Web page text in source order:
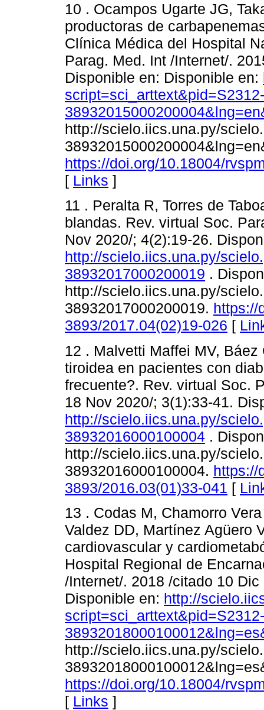
10 . Ocampos Ugarte JG,
productoras de
Clínica Médica del Hospital
Parag. Med. Int /Internet/.
Disponible en: Disponible en:
script=sci_arttext&pid=S2312-
http://scielo.iics.una.py/
https://doi.org/10.18004/
[ Links ]
11 . Peralta R, Torres de
blandas. Rev. virtual Soc.
Nov 2020/; 4(2):19-26.
http://scielo.iics.una.py/
38932017000200019 .
http://scielo.iics.una.py/
38932017000200019. https://
3893/2017.04(02)19-026 [
12 . Malvetti Maffei MV,
tiroidea en pacientes con
frecuente?. Rev. virtual Soc.
18 Nov 2020/; 3(1):33-41.
http://scielo.iics.una.py/
38932016000100004 .
http://scielo.iics.una.py/
38932016000100004. https://
3893/2016.03(01)33-041 [
13 . Codas M, Chamorro
Valdez DD, Martínez Agüero
cardiovascular y
Hospital Regional de
/Internet/. 2018 /citado 10
Disponible en: http://
script=sci_arttext&pid=S2312-
http://scielo.iics.una.py/
https://doi.org/10.18004/
[ Links ]